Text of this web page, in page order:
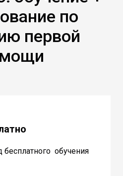
по
первой
обучения